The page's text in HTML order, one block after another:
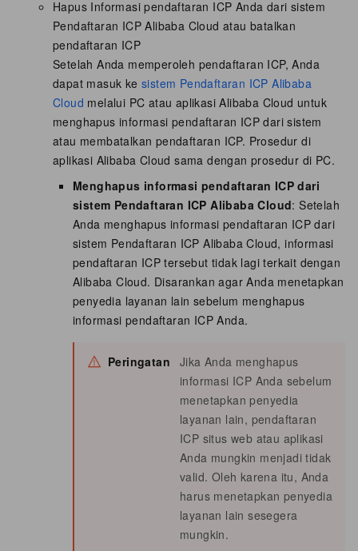
Hapus Informasi pendaftaran ICP Anda dari sistem
Pendaftaran ICP Alibaba Cloud atau batalkan
pendaftaran ICP
Setelah Anda memperoleh pendaftaran ICP, Anda
dapat masuk kesistem Pendaftaran ICP Alibaba
Cloud melalui PC atau aplikasi Alibaba Cloud untuk
menghapus informasi pendaftaran ICP dari sistem
atau membatalkan pendaftaran ICP. Prosedur di
aplikasi Alibaba Cloud sama dengan prosedur di PC.
Menghapus informasi pendaftaran ICP dari
sistem Pendaftaran ICP Alibaba Cloud: Setelah
Anda menghapus informasi pendaftaran ICP dari
sistem Pendaftaran ICP Alibaba Cloud, informasi
pendaftaran ICP tersebut tidak lagi terkait dengan
Alibaba Cloud. Disarankan agar Anda menetapkan
penyedia layanan lain sebelum menghapus
informasi pendaftaran ICP Anda.
Peringatan
Jika Anda menghapus
informasi ICP Anda sebelum
menetapkan penyedia
layanan lain, pendaftaran
ICP situs web atau aplikasi
Anda mungkin menjadi tidak
valid. Oleh karena itu, Anda
harus menetapkan penyedia
layanan lain sesegera
mungkin.